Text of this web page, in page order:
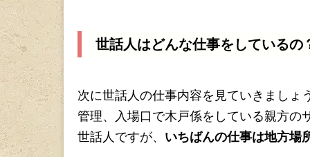
世話人はどんな仕事をしているの
次に世話人の仕事内容を見ていきましょ
管理、入場口で木戸係をしている親方の
世話人ですが、 いちばんの仕事は地方場